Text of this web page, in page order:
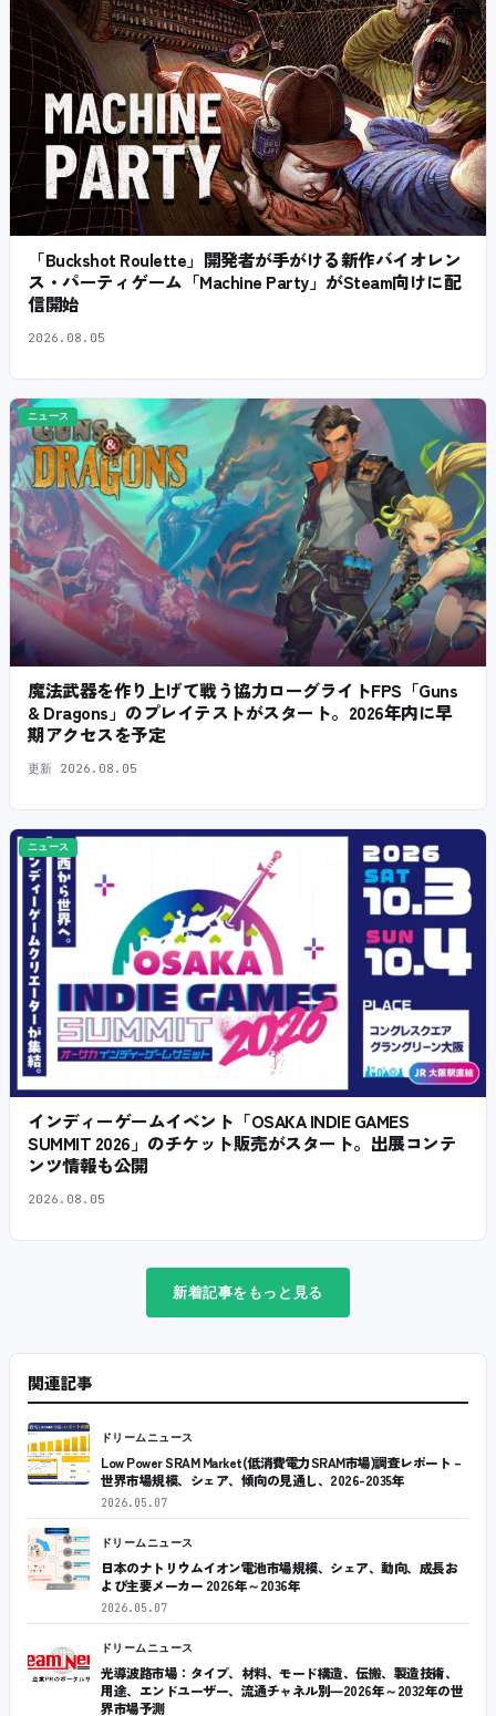
「Buckshot Roulette」開発者が手がける新作バイオレン
ス・パーティゲーム「Machine Party」がSteam向けに配
信開始
2026.08.05
ニュース
魔法武器を作り上げて戦う協力ローグライトFPS「Guns
& Dragons」のプレイテストがスタート。2026年内に早
期アクセスを予定
更新 2026.08.05
ニュース
インディーゲームイベント「OSAKA INDIE GAMES
SUMMIT 2026」のチケット販売がスタート。出展コンテ
ンツ情報も公開
2026.08.05
新着記事をもっと見る
関連記事
ドリームニュース
Low Power SRAM Market(低消費電力SRAM市場)調査レポート –
世界市場規模、シェア、傾向の見通し、2026-2035年
2026.05.07
ドリームニュース
日本のナトリウムイオン電池市場規模、シェア、動向、成長お
よび主要メーカー 2026年～2036年
2026.05.07
ドリームニュース
光導波路市場：タイプ、材料、モード構造、伝搬、製造技術、
用途、エンドユーザー、流通チャネル別―2026年～2032年の世
界市場予測